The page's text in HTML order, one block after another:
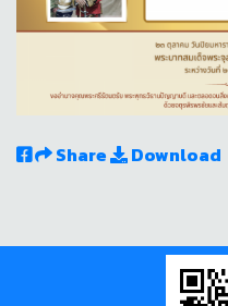
Share
Download